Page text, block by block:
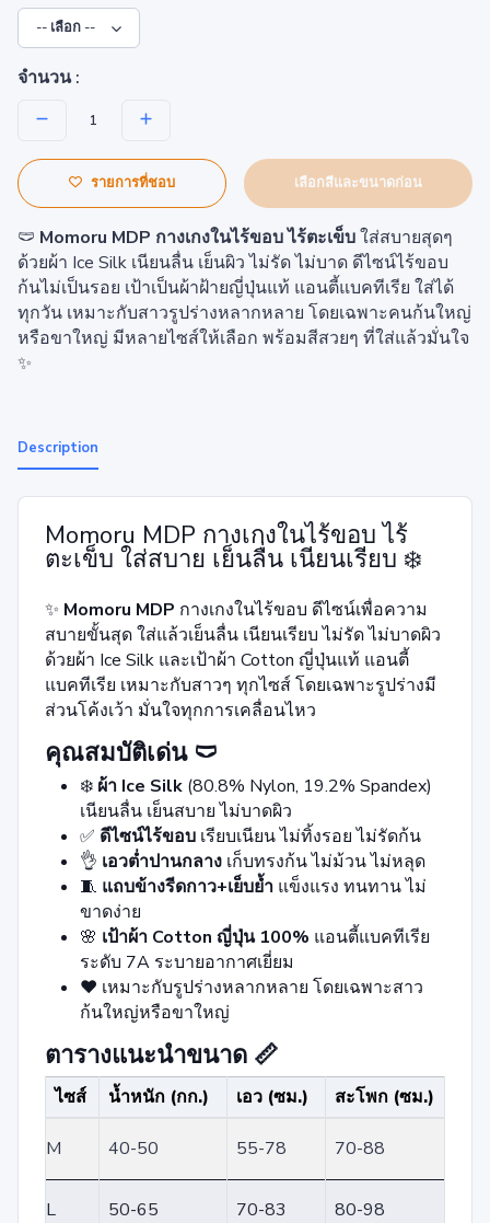
จำนวน :
รายการที่ชอบ เลือกสีและขนาดก่อน
🩲 Momoru MDP กางเกงในไร้ขอบ ไร้ตะเข็บใส่สบายสุดๆ
ด้วยผ้า Ice Silk เนียนลื่น เย็นผิว ไม่รัด ไม่บาด ดีไซน์ไร้ขอบ
ก้นไม่เป็นรอย เป้าเป็นผ้าฝ้ายญี่ปุ่นแท้ แอนตี้แบคทีเรีย ใส่ได้
ทุกวัน เหมาะกับสาวรูปร่างหลากหลาย โดยเฉพาะคนก้นใหญ่
หรือขาใหญ่ มีหลายไซส์ให้เลือก พร้อมสีสวยๆ ที่ใส่แล้วมั่นใจ
✨
Description
Momoru MDP กางเกงในไร้ขอบ ไร้
ตะเข็บ ใส่สบาย เย็นลื่น เนียนเรียบ ❄️
✨ Momoru MDP กางเกงในไร้ขอบ ดีไซน์เพื่อความ
สบายขั้นสุด ใส่แล้วเย็นลื่น เนียนเรียบ ไม่รัด ไม่บาดผิว
ด้วยผ้า Ice Silk และเป้าผ้า Cotton ญี่ปุ่นแท้ แอนตี้
แบคทีเรีย เหมาะกับสาวๆ ทุกไซส์ โดยเฉพาะรูปร่างมี
ส่วนโค้งเว้า มั่นใจทุกการเคลื่อนไหว
คุณสมบัติเด่น 🩲
❄️ ผ้า Ice Silk (80.8% Nylon, 19.2% Spandex)
เนียนลื่น เย็นสบาย ไม่บาดผิว
✅ ดีไซน์ไร้ขอบ เรียบเนียน ไม่ทิ้งรอย ไม่รัดก้น
👌 เอวต่ำปานกลาง เก็บทรงก้น ไม่ม้วน ไม่หลุด
🧵 แถบข้างรีดกาว+เย็บย้ำ แข็งแรง ทนทาน ไม่
ขาดง่าย
🌸 เป้าผ้า Cotton ญี่ปุ่น 100% แอนตี้แบคทีเรีย
ระดับ 7A ระบายอากาศเยี่ยม
❤️ เหมาะกับรูปร่างหลากหลาย โดยเฉพาะสาว
ก้นใหญ่หรือขาใหญ่
ตารางแนะนำขนาด 📏
ไซส์ น้ำหนัก (กก.) เอว (ซม.) สะโพก (ซม.)
M 40-50 55-78 70-88
L 50-65 70-83 80-98